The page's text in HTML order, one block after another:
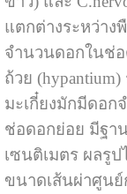
แตกต่างระหว่าง
จำนวนดอกในช่
ถ้วย
มะเกี๋ยงมักมีดอก
ช่อดอกย่อย มีฐา
เซนติเมตร ผลรู
ขนาดเส้นผ่าศูนย์